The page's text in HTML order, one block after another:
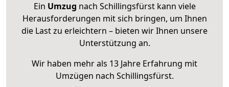
Ein Umzug nach Schillingsfürst kann viele
Herausforderungen mit sich bringen, um Ihnen
die Last zu erleichtern – bieten wir Ihnen unsere
Unterstützung an.
Wir haben mehr als 13 Jahre Erfahrung mit
Umzügen nach Schillingsfürst.